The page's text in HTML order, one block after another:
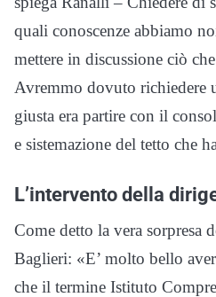
quali conoscenze abbiamo
mettere in discussione ciò
Avremmo dovuto richiedere
giusta era partire con il
e sistemazione del tetto che
L’intervento della
Come detto la vera sorpresa
Baglieri: «E’ molto bello
che il termine Istituto